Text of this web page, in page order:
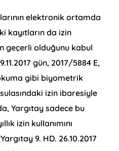
elektronik ortamda
kayıtların da izin
geçerli olduğunu kabul
gün, 2017/5884 E,
gibi biyometrik
izin ibaresiyle
Yargıtay sadece bu
izin kullanımını
9. HD. 26.10.2017